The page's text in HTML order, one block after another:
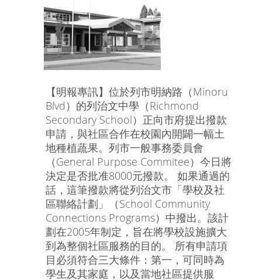
【明報專訊】位於列市明納路（Minoru
Blvd）的列治文中學（Richmond
Secondary School）正向市府提出撥款
申請，與社區合作在校園內開闢一幅土
地種植蔬果。列市一般事務委員會
（General Purpose Commitee）今日將
決定是否批准8000元撥款。 如果通過的
話，這筆撥款將從列治文市「學校及社
區聯絡計劃」（School Community
Connections Programs）中撥出。該計
劃在2005年制定，旨在將學校設施擴大
到為整個社區服務的目的。 所有申請項
目必須符合三大條件：第一，可同時為
學生及其家庭，以及當地社區提供服